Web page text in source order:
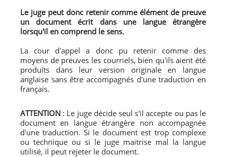
Le juge peut donc retenir comme élément de preuve
un document écrit dans une langue étrangère
lorsqu'il en comprend le sens.
La cour d'appel a donc pu retenir comme des
moyens de preuves les courriels, bien qu'ils aient été
produits dans leur version originale en langue
anglaise sans être accompagnés d'une traduction en
français.
ATTENTION : Le juge décide seul s'il accepte ou pas le
document en langue étrangère non accompagnée
d'une traduction. Si le document est trop complexe
ou technique ou si le juge maitrise mal la langue
utilisé, il peut rejeter le document.